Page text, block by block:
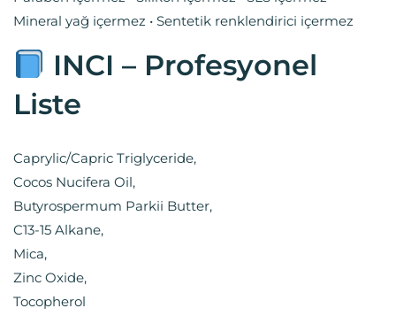
Mineral yağ içermez • Sentetik renklendirici içermez
INCI – Profesyonel
Liste
Caprylic/Capric Triglyceride,
Cocos Nucifera Oil,
Butyrospermum Parkii Butter,
C13-15 Alkane,
Mica,
Zinc Oxide,
Tocopherol